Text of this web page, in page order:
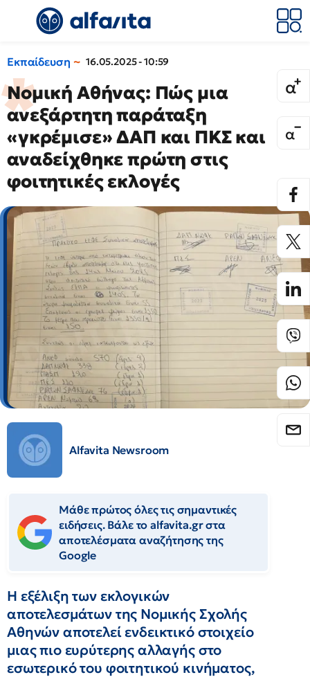
Εκπαίδευση 16.05.2025 - 10:59
Νομική Αθήνας: Πώς μια
ανεξάρτητη παράταξη
«γκρέμισε» ΔΑΠ και ΠΚΣ και
αναδείχθηκε πρώτη στις
φοιτητικές εκλογές
Alfavita Newsroom
Μάθε πρώτος όλες τις σημαντικές
ειδήσεις. Βάλε το alfavita.gr στα
αποτελέσματα αναζήτησης της
Google
Η εξέλιξη των εκλογικών
αποτελεσμάτων της Νομικής Σχολής
Αθηνών αποτελεί ενδεικτικό στοιχείο
μιας πιο ευρύτερης αλλαγής στο
εσωτερικό του φοιτητικού κινήματος,